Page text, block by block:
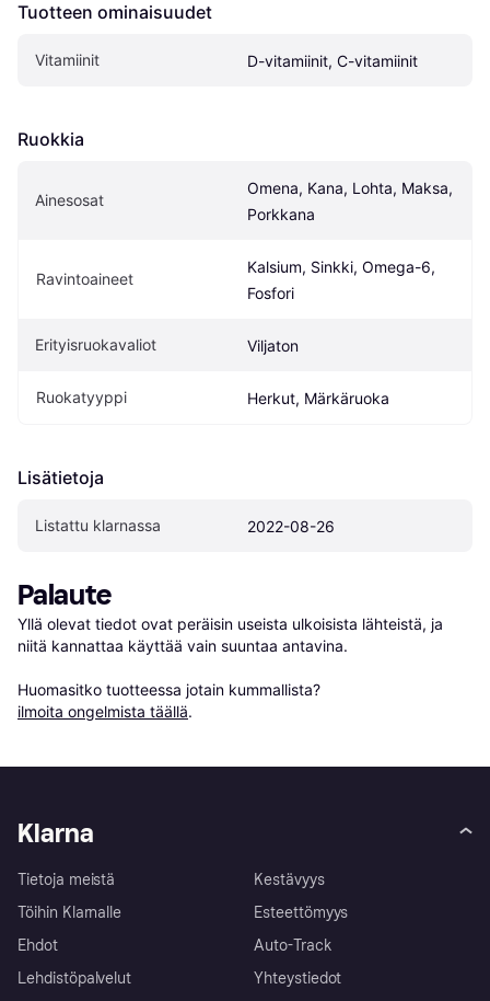
Tuotteen ominaisuudet
Vitamiinit D-vitamiinit, C-vitamiinit
Ruokkia
Ainesosat
Omena, Kana, Lohta, Maksa,
Porkkana
Ravintoaineet
Kalsium, Sinkki, Omega-6,
Fosfori
Erityisruokavaliot Viljaton
Ruokatyyppi Herkut, Märkäruoka
Lisätietoja
Listattu klarnassa 2022-08-26
Palaute
Yllä olevat tiedot ovat peräisin useista ulkoisista lähteistä, ja
niitä kannattaa käyttää vain suuntaa antavina.
Huomasitko tuotteessa jotain kummallista?
ilmoita ongelmista täällä.
Klarna
Tietoja meistä
Töihin Klarnalle
Ehdot
Lehdistöpalvelut
Kestävyys
Esteettömyys
Auto-Track
Yhteystiedot